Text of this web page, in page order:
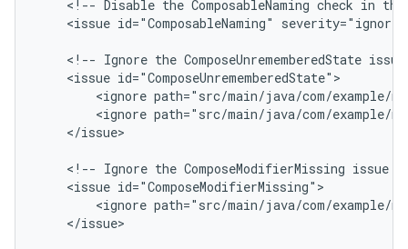
<!-- Disable the ComposableNaming check in
<issue id="ComposableNaming" severity="ignore"
<!-- Ignore the ComposeUnrememberedState issue
<issue
<ignore path="src/main/java/com/example/
<ignore path="src/main/java/com/example/
</issue>
<!-- Ignore the ComposeModifierMissing issue
<issue
<ignore path="src/main/java/com/example/
</issue>